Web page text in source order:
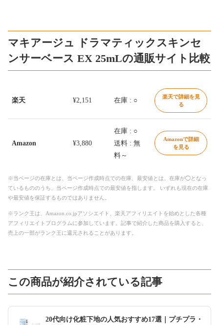
マキアージュ ドラマティックスキンセ
ンサーベース EX 25mLの通販サイト比較
楽天 ¥2,151 在庫 : ○
楽天で詳細を見
る
Amazon ¥3,880
在庫 : ○
送料 : 無
料～
Amazonで詳細
を見る
※当ページの在庫とは、当ページ作成時点での在庫、最安値とは、在庫が◯となっ
ているもののうち、当ページ作成時点での最安値を指します。 いずれも現在の在庫
や最安値を保証するものではありません。
※ランク王は、Amazon.co.jpアソシエイト、楽天アフィリエイトを始めとした各種
アフィリエイトプログラムに参加しています。記事で紹介した商品を購入すると、
売上の一部がランク王に還元されることがあります。
この商品が紹介されている記事
20代向け化粧下地の人気おすすめ17選｜プチプラ・